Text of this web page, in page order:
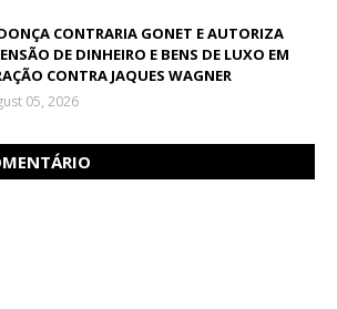
CONTRARIA GONET E AUTORIZA
DE DINHEIRO E BENS DE LUXO EM
CONTRA JAQUES WAGNER
05, 2026